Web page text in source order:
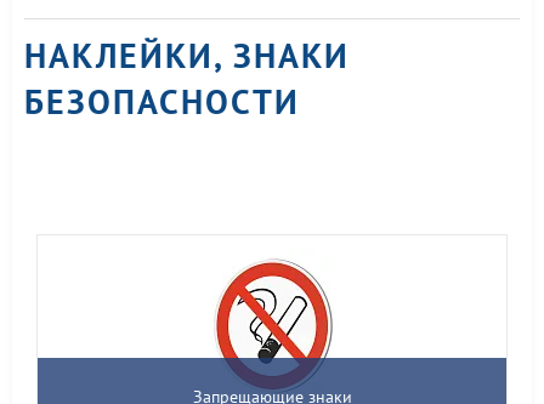
НАКЛЕЙКИ, ЗНАКИ
БЕЗОПАСНОСТИ
Запрещающие знаки